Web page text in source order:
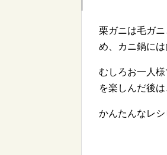
栗ガニは毛ガ
め、カニ鍋には
むしろお一人
を楽しんだ後
かんたんなレ